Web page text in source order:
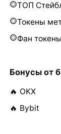
ТОП
Токены
Фан токены
Бонусы от
🔥 OKX
🔥 Bybit